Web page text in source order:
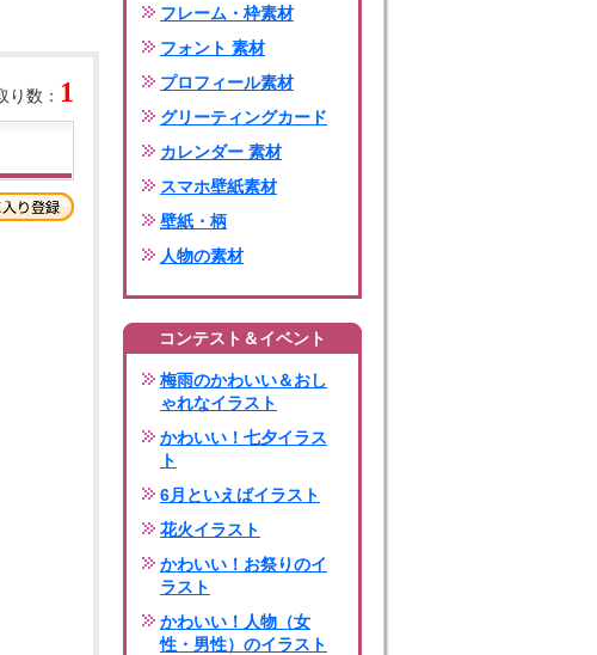
り数： 1
フレーム・枠素材
フォント 素材
プロフィール素材
グリーティングカード
カレンダー 素材
スマホ壁紙素材
壁紙・柄
人物の素材
コンテスト＆イベント
梅雨のかわいい＆おし
ゃれなイラスト
かわいい！七夕イラス
ト
6月といえばイラスト
花火イラスト
かわいい！お祭りのイ
ラスト
かわいい！人物（女
性・男性）のイラスト